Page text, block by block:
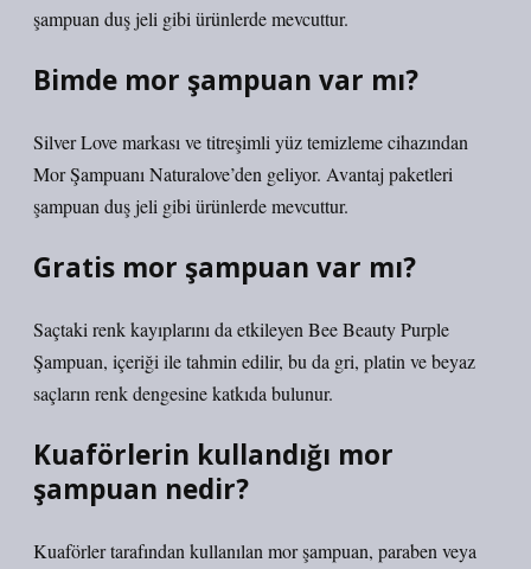
şampuan duş jeli gibi ürünlerde mevcuttur.
Bimde mor şampuan var mı?
Silver Love markası ve titreşimli yüz temizleme cihazından
Mor Şampuanı Naturalove’den geliyor. Avantaj paketleri
şampuan duş jeli gibi ürünlerde mevcuttur.
Gratis mor şampuan var mı?
Saçtaki renk kayıplarını da etkileyen Bee Beauty Purple
Şampuan, içeriği ile tahmin edilir, bu da gri, platin ve beyaz
saçların renk dengesine katkıda bulunur.
Kuaförlerin kullandığı mor
şampuan nedir?
Kuaförler tarafından kullanılan mor şampuan, paraben veya